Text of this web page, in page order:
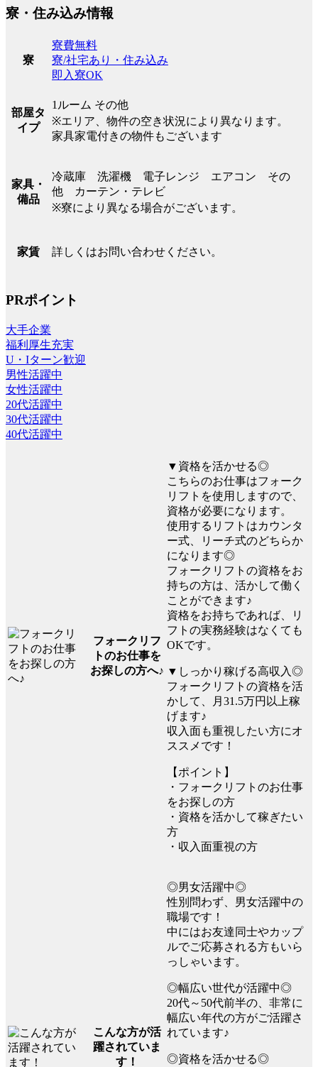
寮・住み込み情報
寮
寮費無料
寮/社宅あり・住み込み
即入寮OK
部屋タ
イプ
1ルーム その他
※エリア、物件の空き状況により異なります。
家具家電付きの物件もございます
家具・
備品
冷蔵庫 洗濯機 電子レンジ エアコン その
他 カーテン・テレビ
※寮により異なる場合がございます。
家賃 詳しくはお問い合わせください。
PRポイント
大手企業
福利厚生充実
U・Iターン歓迎
男性活躍中
女性活躍中
20代活躍中
30代活躍中
40代活躍中
フォークリフ
トのお仕事を
お探しの方へ♪
▼資格を活かせる◎
こちらのお仕事はフォーク
リフトを使用しますので、
資格が必要になります。
使用するリフトはカウンタ
ー式、リーチ式のどちらか
になります◎
フォークリフトの資格をお
持ちの方は、活かして働く
ことができます♪
資格をお持ちであれば、リ
フトの実務経験はなくても
OKです。
▼しっかり稼げる高収入◎
フォークリフトの資格を活
かして、月31.5万円以上稼
げます♪
収入面も重視したい方にオ
ススメです！
【ポイント】
・フォークリフトのお仕事
をお探しの方
・資格を活かして稼ぎたい
方
・収入面重視の方
こんな方が活
躍されていま
す！
◎男女活躍中◎
性別問わず、男女活躍中の
職場です！
中にはお友達同士やカップ
ルでご応募される方もいら
っしゃいます。
◎幅広い世代が活躍中◎
20代～50代前半の、非常に
幅広い年代の方がご活躍さ
れています♪
◎資格を活かせる◎